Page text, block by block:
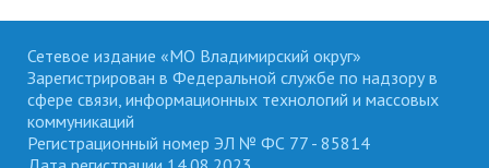
Сетевое издание «МО Владимирский округ»
Зарегистрирован в Федеральной службе по надзору в
сфере связи, информационных технологий и массовых
коммуникаций
Регистрационный номер ЭЛ № ФС 77 - 85814